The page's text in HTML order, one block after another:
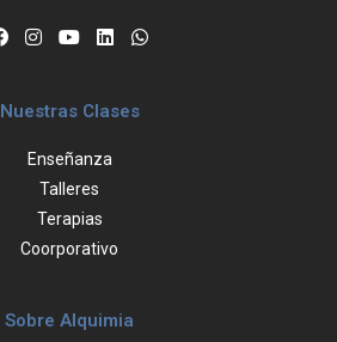
Nuestras Clases
Enseñanza
Talleres
Terapias
Coorporativo
Sobre Alquimia